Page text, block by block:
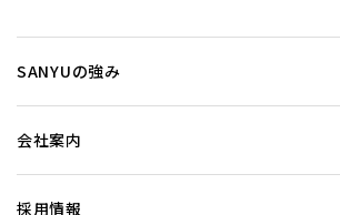
SANYUの強み
会社案内
採用情報